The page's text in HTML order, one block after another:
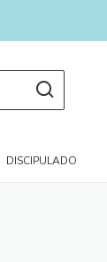
DISCIPULADO